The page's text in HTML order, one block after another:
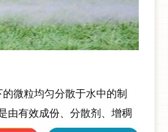
微粒均匀分散于水中的制
由有效成份、分散剂、增稠